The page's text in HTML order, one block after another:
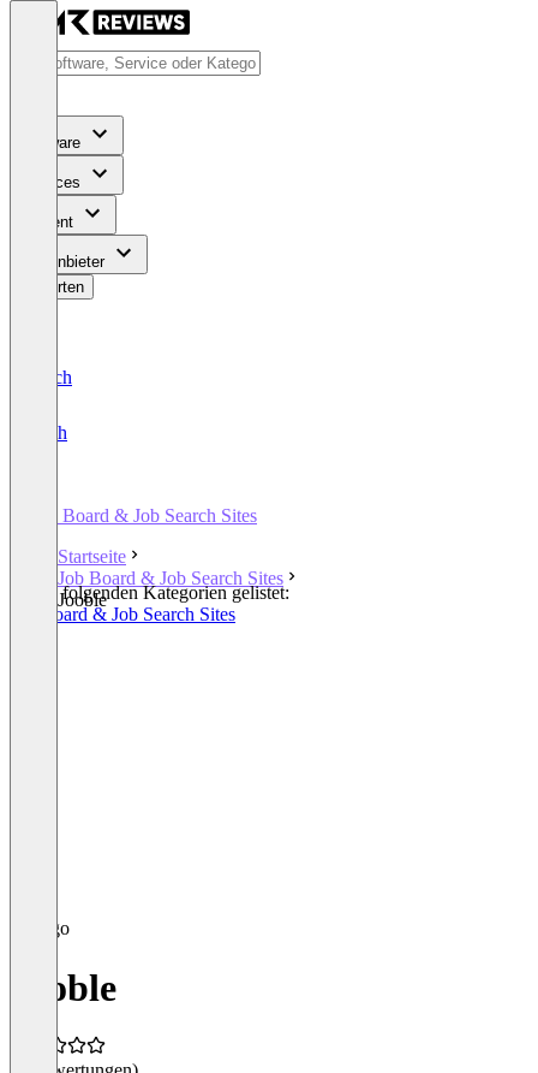
Software
Services
Content
Für Anbieter
Bewerten
Deutsch
English
Job Board & Job Search Sites
Startseite
Job Board & Job Search Sites
Jooble
In den folgenden Kategorien gelistet:
Job Board & Job Search Sites
Jooble